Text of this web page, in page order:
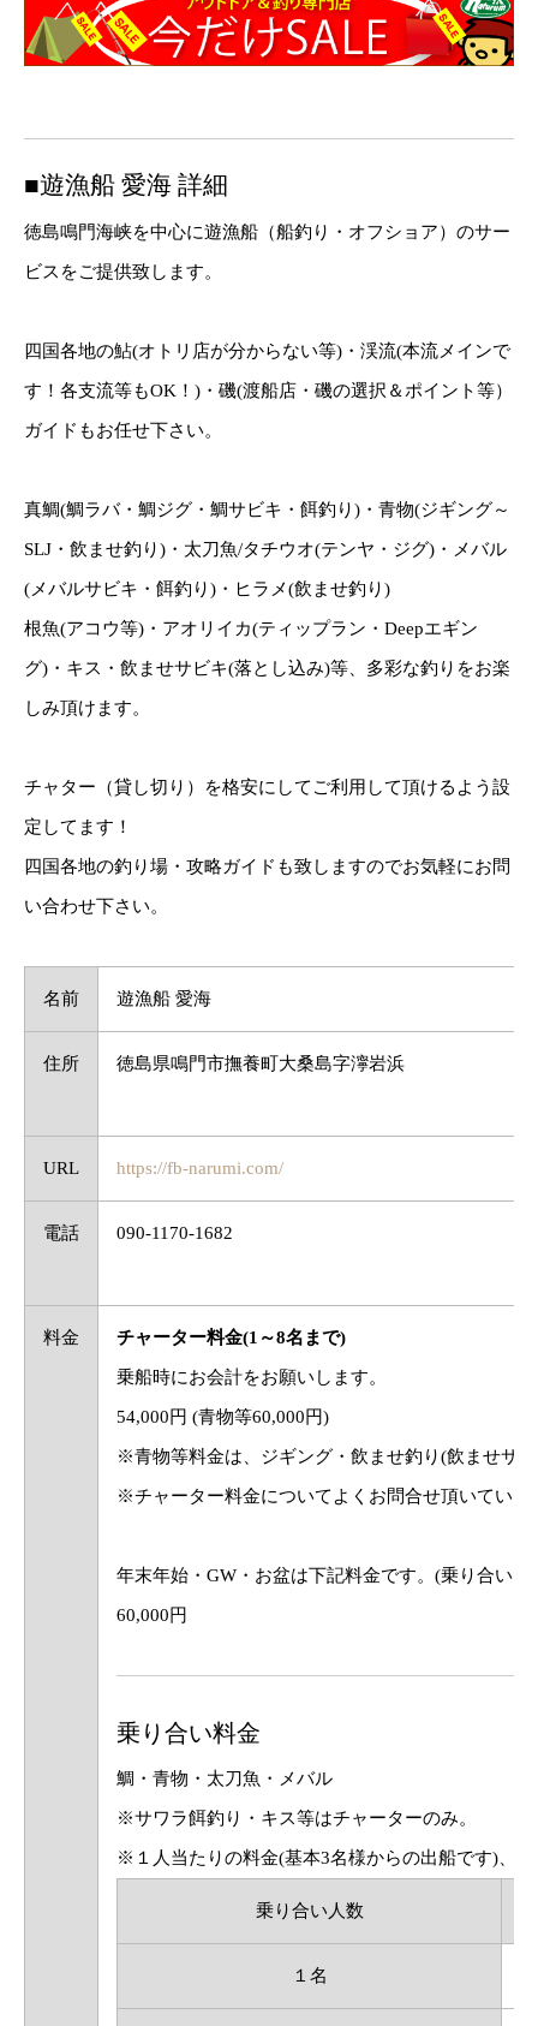
■遊漁船 愛海 詳細
徳島鳴門海峡を中心に遊漁船（船釣り・オフショア）のサー
ビスをご提供致します。
四国各地の鮎(オトリ店が分からない等)・渓流(本流メインで
す！各支流等もOK！)・磯(渡船店・磯の選択＆ポイント等）
ガイドもお任せ下さい。
真鯛(鯛ラバ・鯛ジグ・鯛サビキ・餌釣り)・青物(ジギング～
SLJ・飲ませ釣り)・太刀魚/タチウオ(テンヤ・ジグ)・メバル
(メバルサビキ・餌釣り)・ヒラメ(飲ませ釣り)
根魚(アコウ等)・アオリイカ(ティップラン・Deepエギン
グ)・キス・飲ませサビキ(落とし込み)等、多彩な釣りをお楽
しみ頂けます。
チャター（貸し切り）を格安にしてご利用して頂けるよう設
定してます！
四国各地の釣り場・攻略ガイドも致しますのでお気軽にお問
い合わせ下さい。
名前 遊漁船 愛海
住所 徳島県鳴門市撫養町大桑島字濘岩浜
URL https://fb-narumi.com/
電話 090-1170-1682
料金 チャーター料金(1～8名まで)
乗船時にお会計をお願いします。
54,000円 (青物等60,000円)
※青物等料金は、ジギング・飲ませ釣り(飲ませサ
※チャーター料金についてよくお問合せ頂いていま
年末年始・GW・お盆は下記料金です。(乗り合いは
60,000円
乗り合い料金
鯛・青物・太刀魚・メバル
※サワラ餌釣り・キス等はチャーターのみ。
※１人当たりの料金(基本3名様からの出船です)、
乗り合い人数
１名